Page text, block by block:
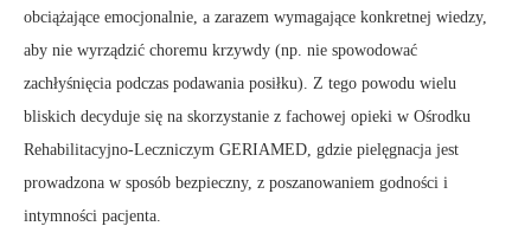
obciążające emocjonalnie, a zarazem wymagające konkretnej wiedzy,
aby nie wyrządzić choremu krzywdy (np. nie spowodować
zachłyśnięcia podczas podawania posiłku). Z tego powodu wielu
bliskich decyduje się na skorzystanie z fachowej opieki w Ośrodku
Rehabilitacyjno-Leczniczym GERIAMED, gdzie pielęgnacja jest
prowadzona w sposób bezpieczny, z poszanowaniem godności i
intymności pacjenta.